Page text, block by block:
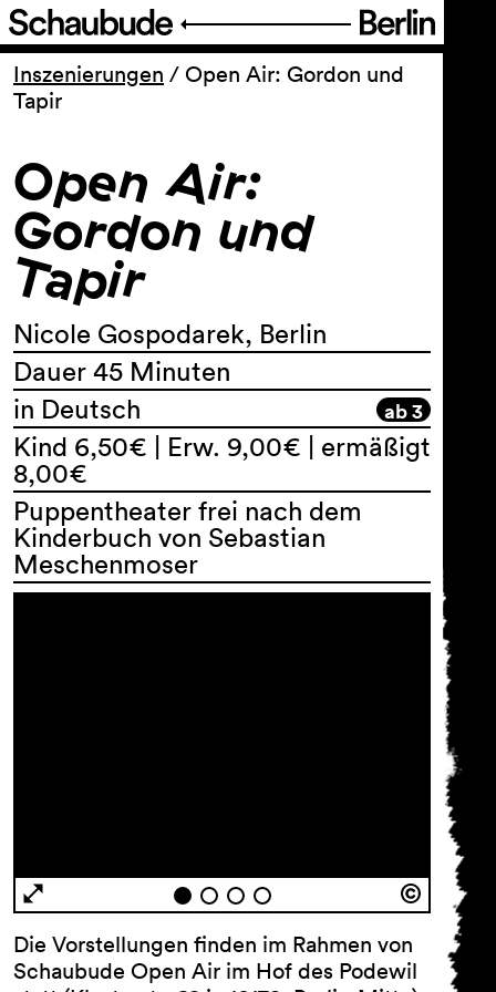
Programm
Service
Über uns
E-Mail Adresse …
Programm
Theaterpädagogik
Inszenierungen / Open Air: Gordon und
Tapir
Open Air:
Gordon und
Tapir
Nicole Gospodarek, Berlin
Dauer 45 Minuten
in Deutsch
ab 3
Kind 6,50€ | Erw. 9,00€ | ermäßigt
8,00€
Puppentheater frei nach dem
Kinderbuch von Sebastian
Meschenmoser
Die Vorstellungen finden im Rahmen von
Schaubude Open Air im Hof des Podewil